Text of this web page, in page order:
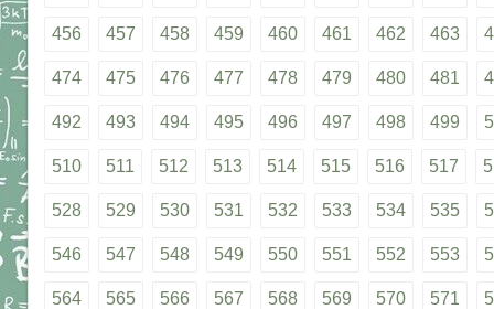
456 457 458 459 460 461 462 463
474 475 476 477 478 479 480 481
492 493 494 495 496 497 498 499
510 511 512 513 514 515 516 517
528 529 530 531 532 533 534 535
546 547 548 549 550 551 552 553
564 565 566 567 568 569 570 571